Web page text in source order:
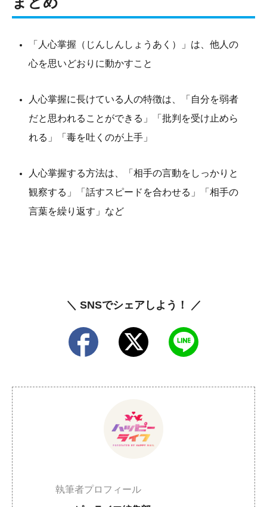
「人心掌握（じんしんしょうあく）」は、他人の
心を思いどおりに動かすこと
人心掌握に長けている人の特徴は、「自分を弱者
だと思われることができる」「批判を受け止めら
れる」「毒を吐くのが上手」
人心掌握する方法は、「相手の言動をしっかりと
観察する」「話すスピードを合わせる」「相手の
言葉を繰り返す」など
＼ SNSでシェアしよう！ ／
執筆者プロフィール